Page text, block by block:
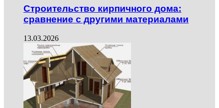
Строительство кирпичного дома:
сравнение с другими материалами
13.03.2026